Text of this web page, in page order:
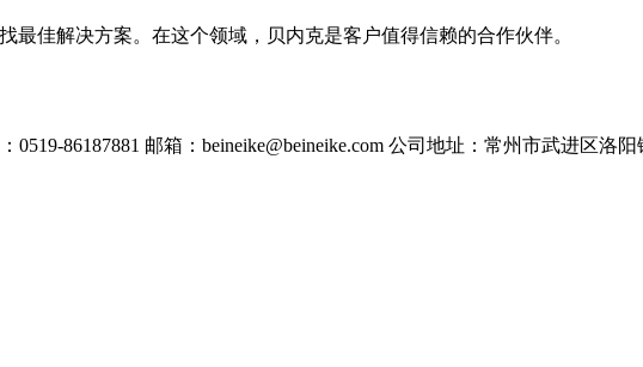
最佳解决方案。在这个领域，贝内克是客户值得信赖的合作伙伴。
0519-86187881 邮箱：beineike@beineike.com 公司地址：常州市武进区洛